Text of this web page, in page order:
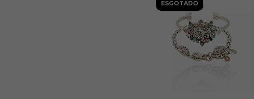
ESGOTADO